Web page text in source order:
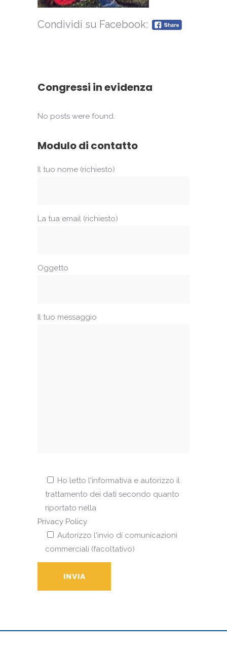
Condividi su Facebook:
Congressi in evidenza
No posts were found.
Modulo di contatto
Il tuo nome (richiesto)
La tua email (richiesto)
Oggetto
Il tuo messaggio
Ho letto l'informativa e autorizzo il
trattamento dei dati secondo quanto
riportato nella
Privacy Policy
Autorizzo l'invio di comunicazioni
commerciali (facoltativo)